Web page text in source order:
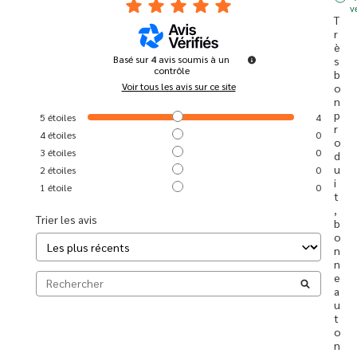
Basé sur4 avis soumis à un
contrôle
Voir tous les avis sur ce site
5 étoiles
4
4étoiles
0
3 étoiles
0
2 étoiles
0
1 étoile 0
Trier les avis
T
r
è
s
b
o
n
p
r
o
d
u
i
t
b
o
n
n
e
a
u
t
o
n